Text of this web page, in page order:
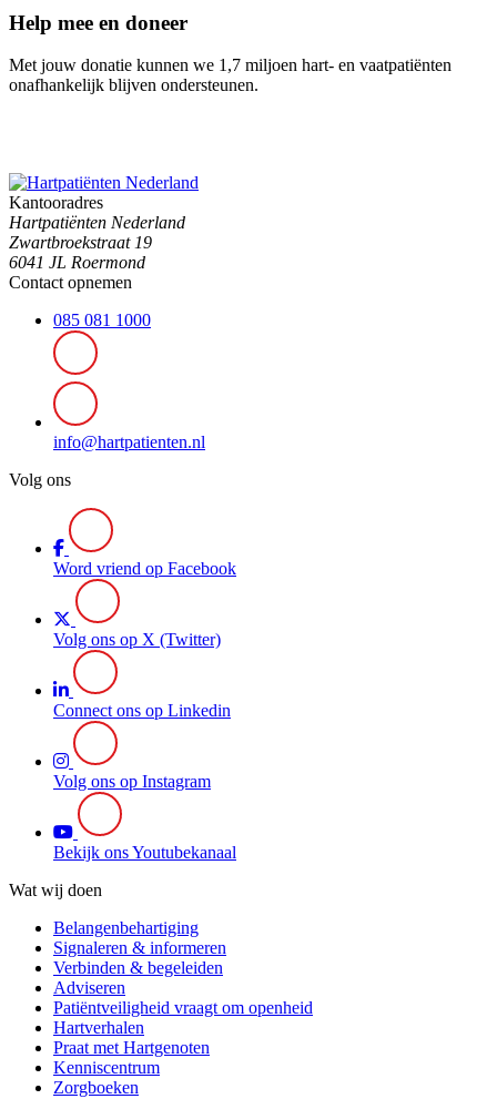
Help mee en doneer
Met jouw donatie kunnen we 1,7 miljoen hart- en vaatpatiënten
onafhankelijk blijven ondersteunen.
Kantooradres
Hartpatiënten Nederland
Zwartbroekstraat 19
6041 JL Roermond
Contact opnemen
085 081 1000
info@hartpatienten.nl
Volg ons
Word vriend op Facebook
Volg ons op X (Twitter)
Connect ons op Linkedin
Volg ons op Instagram
Bekijk ons Youtubekanaal
Wat wij doen
Belangenbehartiging
Signaleren & informeren
Verbinden & begeleiden
Adviseren
Patiëntveiligheid vraagt om openheid
Hartverhalen
Praat met Hartgenoten
Kenniscentrum
Zorgboeken